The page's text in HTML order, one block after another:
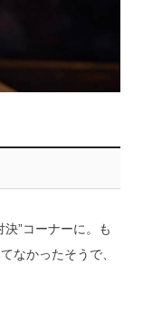
”コーナーに。も
なかったそうで、